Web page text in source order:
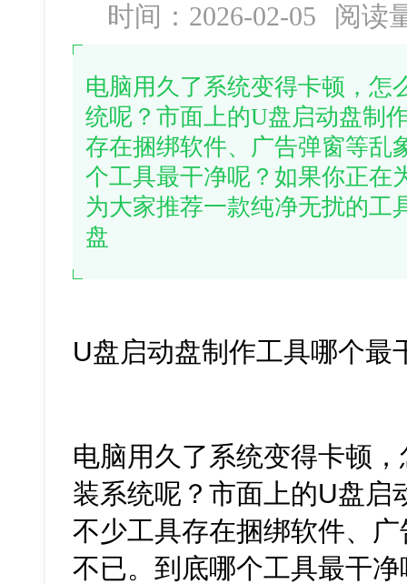
时间：2026-02-05 阅读
电脑用久了系统变得卡顿，怎
统呢？市面上的U盘启动盘制
存在捆绑软件、广告弹窗等乱
个工具最干净呢？如果你正在
为大家推荐一款纯净无扰的工
盘
U盘启动盘制作工具哪个最
电脑用久了系统变得卡顿
装系统呢？市面上的U盘启
不少工具存在捆绑软件、
不已。到底哪个工具最干